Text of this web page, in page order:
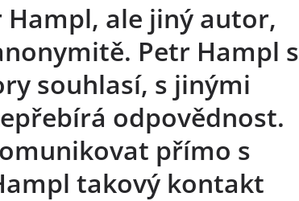
ale jiný autor,
Petr Hampl s
souhlasí, s jinými
odpovědnost.
přímo s
takový kontakt